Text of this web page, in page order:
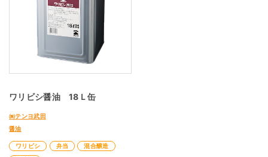
ワリビシ醤油 18Ｌ缶
㈱テンヨ武田
醤油
ワリビシ 弁当
混合醸造